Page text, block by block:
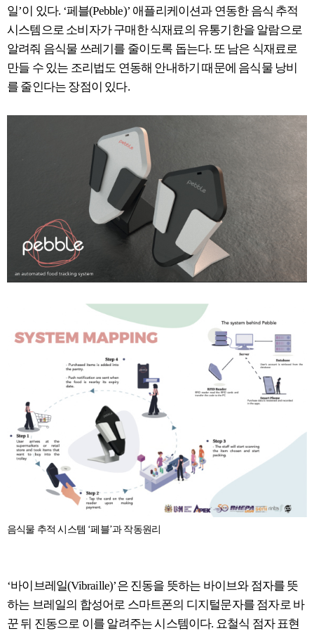
일’이 있다. ‘페블(Pebble)’ 애플리케이션과 연동한 음식 추적
시스템으로 소비자가 구매한 식재료의 유통기한을 알람으로
알려줘 음식물 쓰레기를 줄이도록 돕는다. 또 남은 식재료로
만들 수 있는 조리법도 연동해 안내하기 때문에 음식물 낭비
를 줄인다는 장점이 있다.
음식물 추적 시스템 ‘페블’과 작동원리
‘바이브레일(Vibraille)’은 진동을 뜻하는 바이브와 점자를 뜻
하는 브레일의 합성어로 스마트폰의 디지털문자를 점자로 바
꾼 뒤 진동으로 이를 알려주는 시스템이다. 요철식 점자 표현